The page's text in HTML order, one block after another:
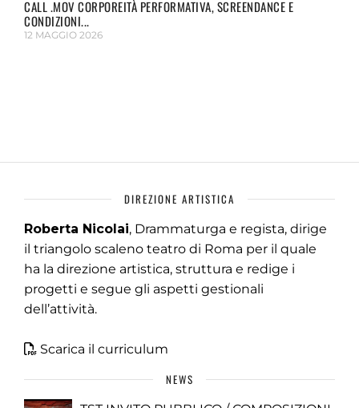
CALL .MOV CORPOREITÀ PERFORMATIVA, SCREENDANCE E
CONDIZIONI...
12 MAGGIO 2026
DIREZIONE ARTISTICA
Roberta Nicolai, Drammaturga e regista, dirige
il triangolo scaleno teatro di Roma per il quale
ha la direzione artistica, struttura e redige i
progetti e segue gli aspetti gestionali
dell’attività.
Scarica il curriculum
NEWS